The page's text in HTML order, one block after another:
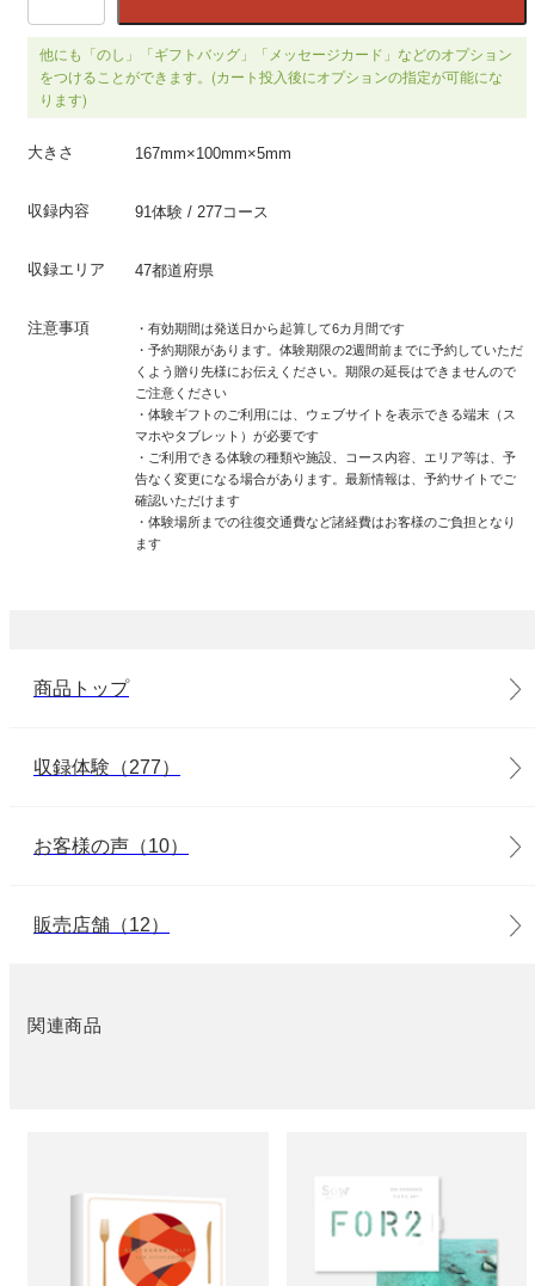
他にも「のし」「ギフトバッグ」「メッセージカード」などのオプション
をつけることができます。(カート投入後にオプションの指定が可能にな
ります)
大きさ 167mm×100mm×5mm
収録内容 91体験 / 277コース
収録エリア 47都道府県
注意事項
・有効期間は発送日から起算して6カ月間です
・予約期限があります。体験期限の2週間前までに予約していただ
くよう贈り先様にお伝えください。期限の延長はできませんので
ご注意ください
・体験ギフトのご利用には、ウェブサイトを表示できる端末（ス
マホやタブレット）が必要です
・ご利用できる体験の種類や施設、コース内容、エリア等は、予
告なく変更になる場合があります。最新情報は、予約サイトでご
確認いただけます
・体験場所までの往復交通費など諸経費はお客様のご負担となり
ます
商品トップ
収録体験（277）
お客様の声（10）
販売店舗（12）
関連商品